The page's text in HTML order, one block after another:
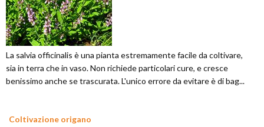
La salvia officinalis è una pianta estremamente facile da coltivare,
sia in terra che in vaso. Non richiede particolari cure, e cresce
benissimo anche se trascurata. L'unico errore da evitare è di bag...
Coltivazione origano